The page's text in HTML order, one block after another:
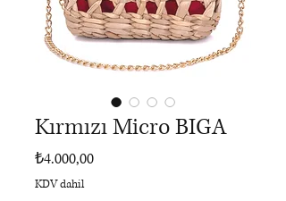
Kırmızı Micro BIGA
₺4.000,00Fiyat
KDV dahil